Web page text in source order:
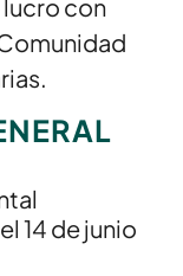
lucro con
14 de junio